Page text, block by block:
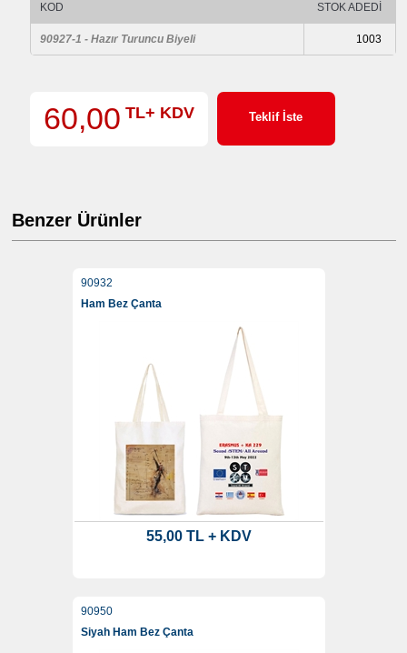
KOD STOK ADEDİ
90927-1 - Hazır Turuncu Biyeli 1003
60,00 TL+ KDV Teklif İste
Benzer Ürünler
90932
Ham Bez Çanta
55,00 TL + KDV
90950
Siyah Ham Bez Çanta